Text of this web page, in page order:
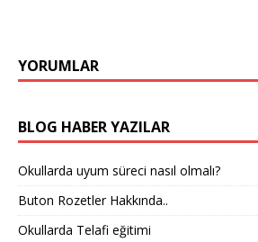
YORUMLAR
BLOG HABER YAZILAR
Okullarda uyum süreci nasıl olmalı?
Buton Rozetler Hakkında..
Okullarda Telafi eğitimi